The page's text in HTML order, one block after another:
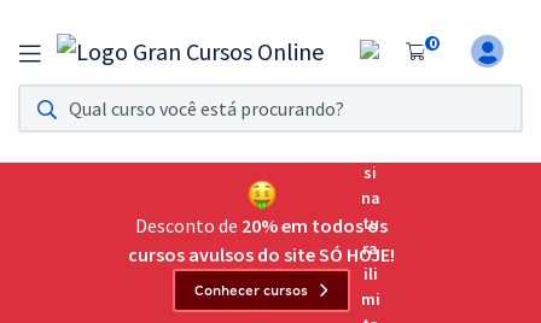
0
Assinatura Ilimitada 11
Acesso a todos os cursos. Teste grátis por 7 dias!
Assinatura OAB Até Passar
Acesso ilimitado a toda preparação para o Exame da
Desconto de 20% em todos os
cursos avulsos do site SÓ HOJE!
Conhecer cursos